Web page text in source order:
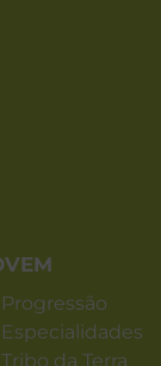
Progressão
Especialidades
Tribo da Terra